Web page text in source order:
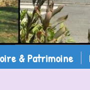
& Patrimoine